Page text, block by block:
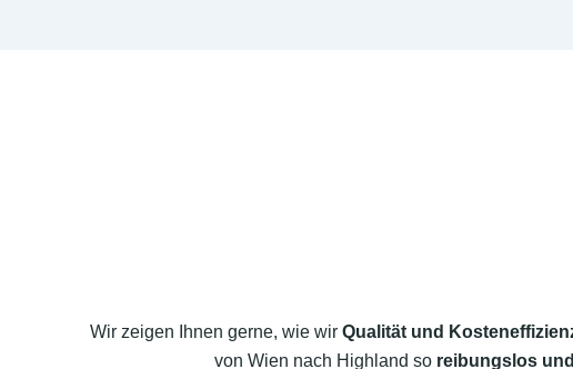
Wir zeigen Ihnen gerne, wie wir Qualität und
von Wien nach Highland so reibungslos